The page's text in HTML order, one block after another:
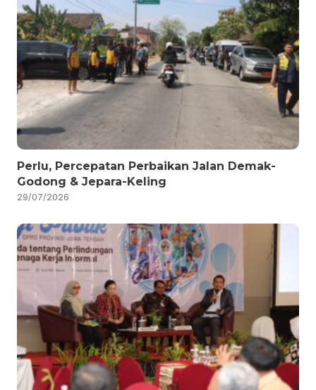
Perlu, Percepatan Perbaikan Jalan Demak-
Godong & Jepara-Keling
29/07/2026